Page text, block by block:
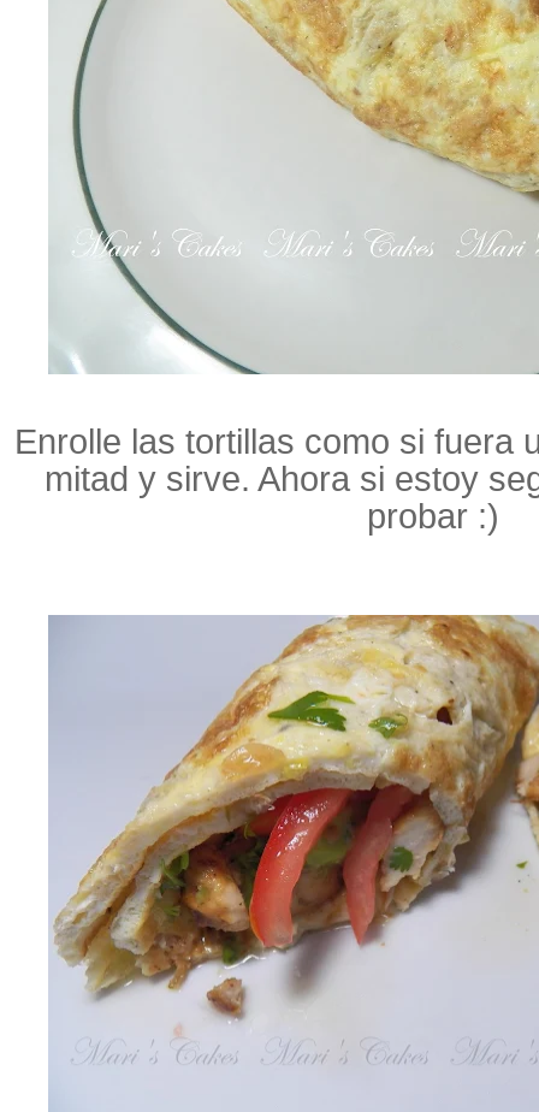
Enrolle las tortillas como si fuera
mitad y sirve. Ahora si estoy
probar :)